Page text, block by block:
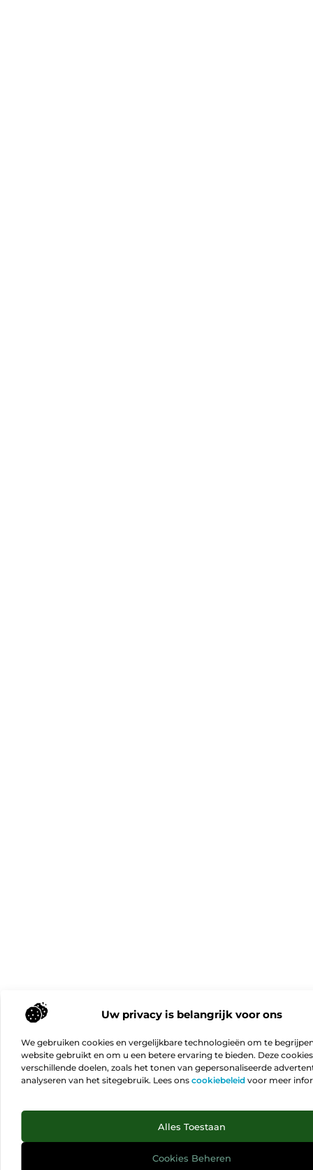
Uw privacy is belangrijk voor ons
We gebruiken cookies en vergelijkbare technologieën om te
website gebruikt en om u een betere ervaring te bieden. Deze
verschillende doelen, zoals het tonen van gepersonaliseerde
analyseren van het sitegebruik. Lees ons cookiebeleid voor meer
Alles Toestaan
Cookies Beheren